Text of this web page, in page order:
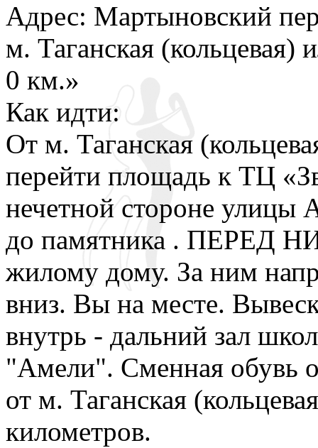
Адрес: Мартыновский
м. Таганская
0 км.»
Как идти:
От м. Таганская
перейти площадь к ТЦ
нечетной стороне улицы
до памятника . ПЕРЕД
жилому дому. За ним
вниз. Вы на месте.
внутрь - дальний зал
"Амели". Сменная обувь
от м. Таганская
километров.